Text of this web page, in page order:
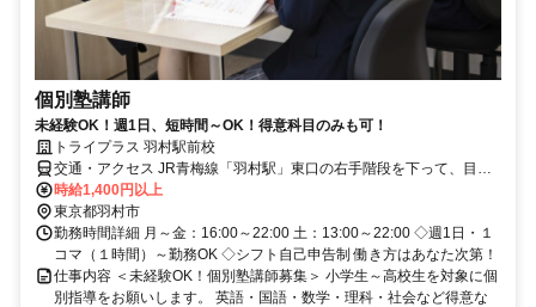
個別塾講師
未経験OK！週1日、短時間～OK！得意科目のみも可！
トライプラス 羽村駅前校
交通・アクセス JR青梅線「羽村駅」東口の右手階段を下って、目の
前のビルの3階（徒歩1分です） 小作駅から自転車15分
時給1,400円以上
東京都羽村市
勤務時間詳細 月～金：16:00～22:00 土：13:00～22:00 ◇週1日・１
コマ（１時間）～勤務OK ◇シフト自己申告制 働き方はあなた次第！
仕事内容 ＜未経験OK！個別塾講師募集＞ 小学生～高校生を対象に個
別指導をお願いします。 英語・国語・数学・理科・社会など得意な